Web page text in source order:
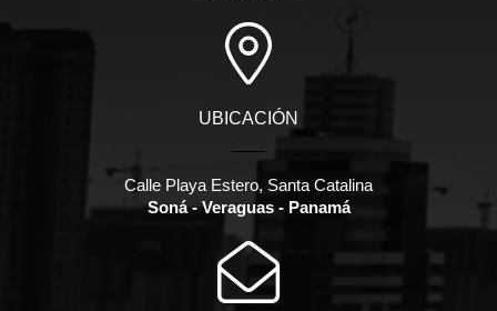
UBICACIÓN
Calle Playa Estero, Santa Catalina
Soná - Veraguas - Panamá